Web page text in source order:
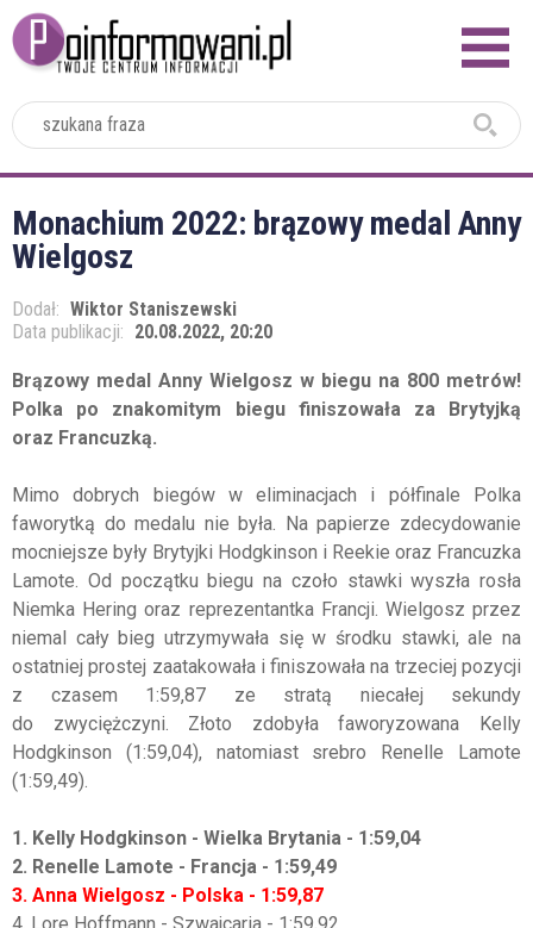
Monachium 2022: brązowy medal Anny
Wielgosz
Dodał: Wiktor Staniszewski
Data publikacji: 20.08.2022, 20:20
Brązowy medal Anny Wielgosz w biegu na 800 metrów!
Polka po znakomitym biegu finiszowała za Brytyjką
oraz Francuzką.
Mimo dobrych biegów w eliminacjach i półfinale Polka
faworytką do medalu nie była. Na papierze zdecydowanie
mocniejsze były Brytyjki Hodgkinson i Reekie oraz Francuzka
Lamote. Od początku biegu na czoło stawki wyszła rosła
Niemka Hering oraz reprezentantka Francji. Wielgosz przez
niemal cały bieg utrzymywała się w środku stawki, ale na
ostatniej prostej zaatakowała i finiszowała na trzeciej pozycji
z czasem 1:59,87 ze stratą niecałej sekundy
do zwyciężczyni. Złoto zdobyła faworyzowana Kelly
Hodgkinson (1:59,04), natomiast srebro Renelle Lamote
(1:59,49).
1. Kelly Hodgkinson - Wielka Brytania - 1:59,04
2. Renelle Lamote - Francja - 1:59,49
3. Anna Wielgosz - Polska - 1:59,87